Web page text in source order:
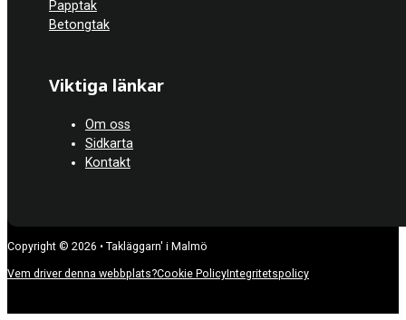
Papptak
Betongtak
Viktiga länkar
Om oss
Sidkarta
Kontakt
Copyright © 2026 • Takläggarn' i Malmö
Vem driver denna webbplats?Cookie PolicyIntegritetspolicy